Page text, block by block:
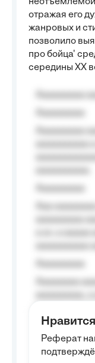
отражая его
жанровых и
позволило
про бойца'
середины XX
Aaaaaaaaa
Aaaaaaaaaa
aaaaaaaaaa
Реферат